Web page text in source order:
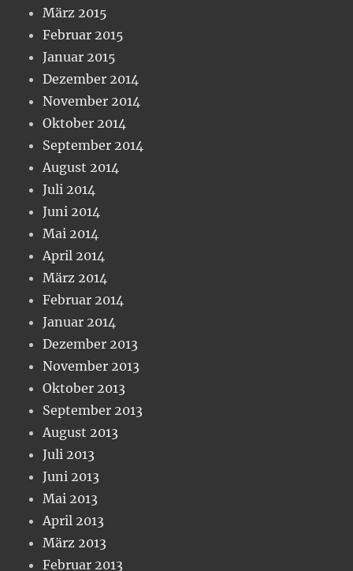
März 2015
Februar 2015
Januar 2015
Dezember 2014
November 2014
Oktober 2014
September 2014
August 2014
Juli 2014
Juni 2014
Mai 2014
April 2014
März 2014
Februar 2014
Januar 2014
Dezember 2013
November 2013
Oktober 2013
September 2013
August 2013
Juli 2013
Juni 2013
Mai 2013
April 2013
März 2013
Februar 2013